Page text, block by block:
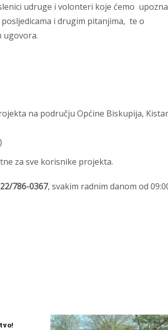
udruge i volonteri koje ćemo
i drugim pitanjima, te o
ugovora.
na području Općine Biskupija,
za sve korisnike projekta.
786-0367, svakim radnim danom od